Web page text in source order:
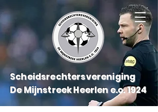
Scheidsrechtersvereniging
De Mijnstreek Heerlen e.o.1924